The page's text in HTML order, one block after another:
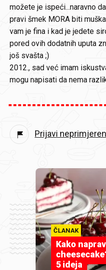
možete je ispeći...naravno
pravi šmek MORA biti
vam je fina i kad je jedete
pored ovih dodatnih uputa
još svašta ;)
2012., sad već imam
mogu napisati da nema
Prijavi
ČLANAK
Kako
5 ideja